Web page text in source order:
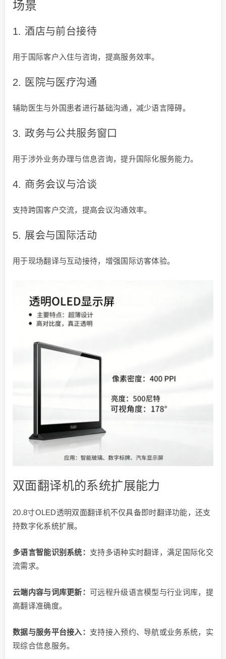
场景
1. 酒店与前台接待
用于国际客户入住与咨询，提高服务效率。
2. 医院与医疗沟通
辅助医生与外国患者进行基础沟通，减少语言障碍。
3. 政务与公共服务窗口
用于涉外业务办理与信息咨询，提升国际化服务能力。
4. 商务会议与洽谈
支持跨国客户交流，提高会议沟通效率。
5. 展会与国际活动
用于现场翻译与互动接待，增强国际访客体验。
双面翻译机的系统扩展能力
20.8寸OLED透明双面翻译机不仅具备即时翻译功能，还支
持数字化系统扩展。
多语言智能识别系统： 支持多语种实时翻译，满足国际化交
流需求。
云端内容与词库更新： 可远程升级语言模型与行业词库，提
高翻译准确度。
数据与服务平台接入： 支持接入预约、导航或业务系统，实
现综合信息服务。